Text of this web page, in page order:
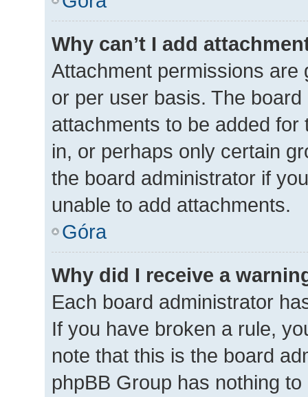
Why can’t I add
Attachment permissions
or per user basis. The
attachments to be added
in, or perhaps only certain
the board administrator if
unable to add attachments.
Góra
Why did I receive a
Each board administrator
If you have broken a rule,
note that this is the board
phpBB Group has nothing